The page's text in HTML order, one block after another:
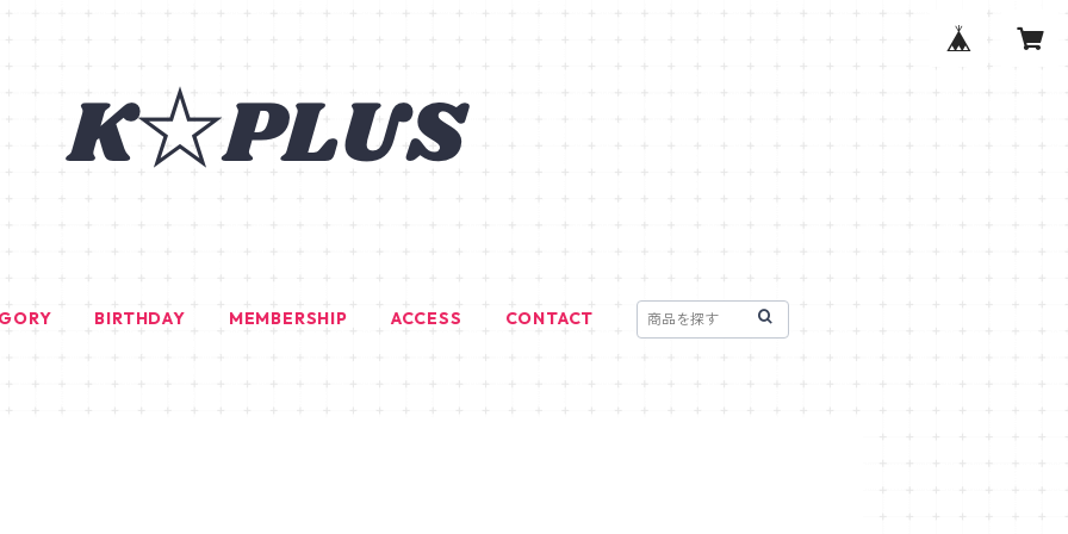
BIRTHDAY MEMBERSHIP ACCESS CONTACT